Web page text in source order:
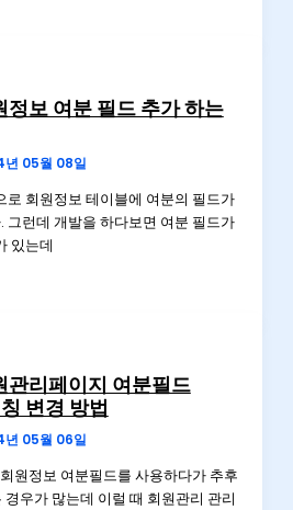
보 여분 필드 추가 하는
년 05월 08일
로 회원정보 테이블에 여분의 필드가
그런데 개발을 하다보면 여분 필드가
있는데
리페이지 여분필드
변경 방법
년 05월 06일
원정보 여분필드를 사용하다가 추후
우가 많는데 이럴 때 회원관리 관리